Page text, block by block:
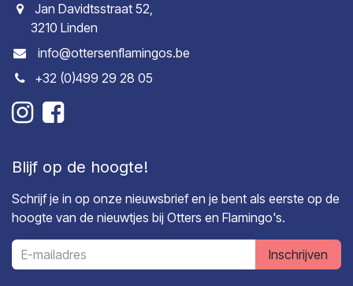
Jan Davidtsstraat 52,
3210 Linden
info@ottersenflamingos.be
+32 (0)499 29 28 05
Blijf op de hoogte!
Schrijf je in op onze nieuwsbrief en je bent als eerste op de
hoogte van de nieuwtjes bij Otters en Flamingo's.
Inschrijven